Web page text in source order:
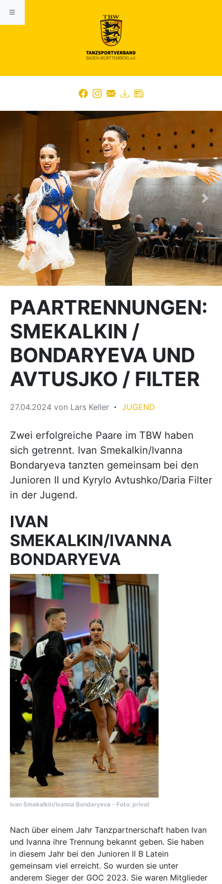
Previous Next
PAARTRENNUNGEN:
SMEKALKIN /
BONDARYEVA UND
AVTUSJKO / FILTER
27.04.2024 von Lars Keller JUGEND
Zwei erfolgreiche Paare im TBW haben
sich getrennt. Ivan Smekalkin/Ivanna
Bondaryeva tanzten gemeinsam bei den
Junioren II und Kyrylo Avtushko/Daria Filter
in der Jugend.
IVAN
SMEKALKIN/IVANNA
BONDARYEVA
Ivan Smekalkin/Ivanna Bondaryeva - Foto: privat
Nach über einem Jahr Tanzpartnerschaft haben Ivan
und Ivanna ihre Trennung bekannt geben. Sie haben
in diesem Jahr bei den Junioren II B Latein
gemeinsam viel erreicht. So wurden sie unter
anderem Sieger der GOC 2023. Sie waren Mitglieder